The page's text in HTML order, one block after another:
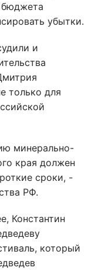
бюджета
убытки.
и
только для
минерально-
края должен
сроки, -
РФ.
Константин
который